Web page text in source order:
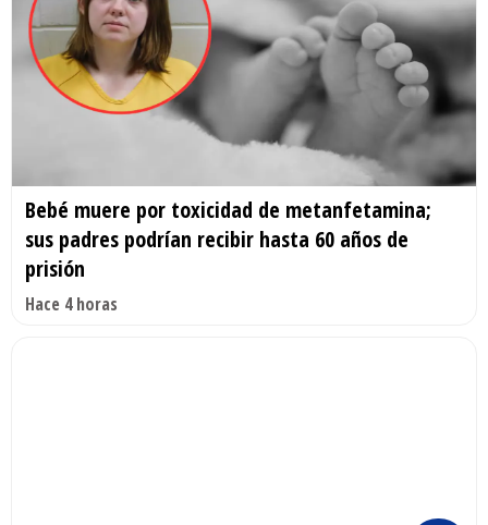
Bebé muere por toxicidad de metanfetamina;
sus padres podrían recibir hasta 60 años de
prisión
Hace 4 horas